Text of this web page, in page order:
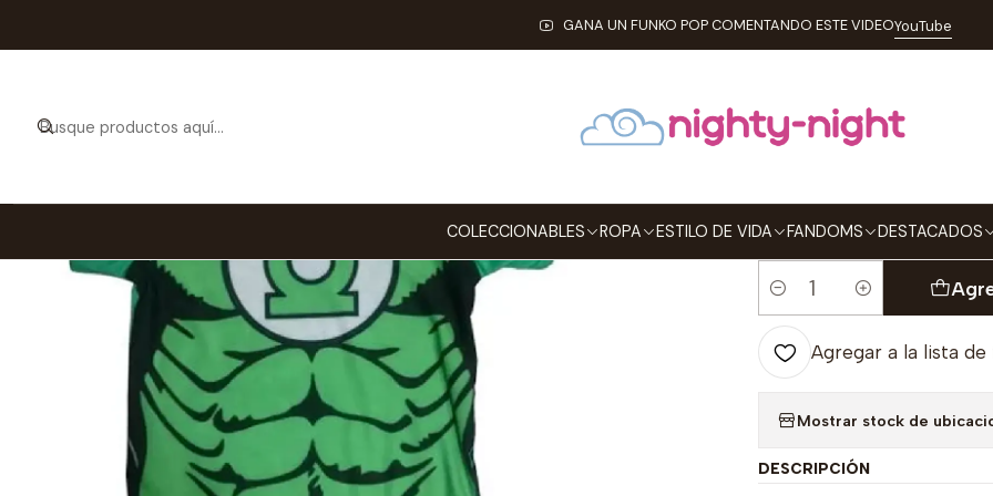
COLECCIONABLES ROPA ESTILO DE VIDA FANDOMS DESTACADOS
GANA UN FUNKO POP COMENTANDO ESTE VIDEOYouTube
KIDS BODY PARA BEBÉS Green Lantern Body Para Bebé DC
Green
Cantidad
Agregar a la lista
Mostrar stock de
DESCRIPCIÓN